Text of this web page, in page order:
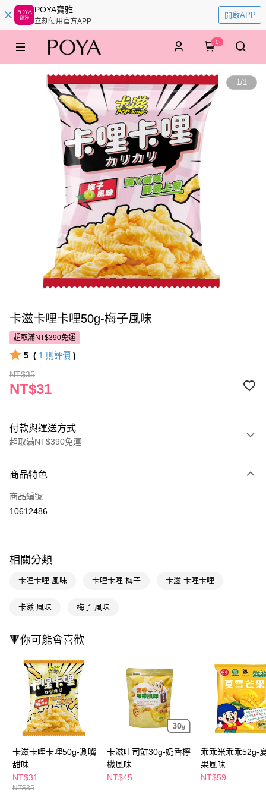
POYA寶雅
立刻使用官方APP
開啟APP
0
1/1
卡滋卡哩卡哩50g-梅子風味
超取滿NT$390免運
5 ( 1 則評價 )
NT$35
NT$31
付款與運送方式
超取滿NT$390免運
POYA支付
信用卡一次付款
悠遊付
Google Pay
相關說明
【關於「AFTEE先享後付」】
AFTEE先享後付是「在收到商品之後才付款」的支付方式。 讓您購物簡單
便利好安心！
１．簡單：不需註冊會員、不需綁卡、不需儲值。
２．便利：只要手機號碼，簡訊認證，即可結帳。
３．安心：先確認商品／服務後，再付款。
【「AFTEE先享後付」結帳流程】
１．於結帳方式選擇「AFTEE先享後付」後，將跳轉至「AFTEE先享後付」
結帳頁面，進行簡訊認證並確認金額後，即可完成結帳。
２．訂單成立數日內，您將收到繳費通知簡訊。
即享券
運送方式
每筆NT$65，滿NT$390(含以上)免運費
付款後全家取貨
商品特色
商品編號
10612486
相關分類
卡哩卡哩 風味 卡哩卡哩 梅子 卡滋 卡哩卡哩
卡滋 風味 梅子 風味
🔻你可能會喜歡
卡滋卡哩卡哩50g-涮嘴
甜味
NT$31
NT$35
卡滋吐司餅30g-奶香檸
檬風味
NT$45
乖乖米乖乖52g-
果風味
NT$59